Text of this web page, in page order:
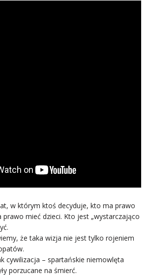
w którym ktoś decyduje, kto ma prawo
prawo mieć dzieci. Kto jest „wystarczająco
że taka wizja nie jest tylko rojeniem
cywilizacja – spartańskie niemowlęta
porzucane na śmierć.